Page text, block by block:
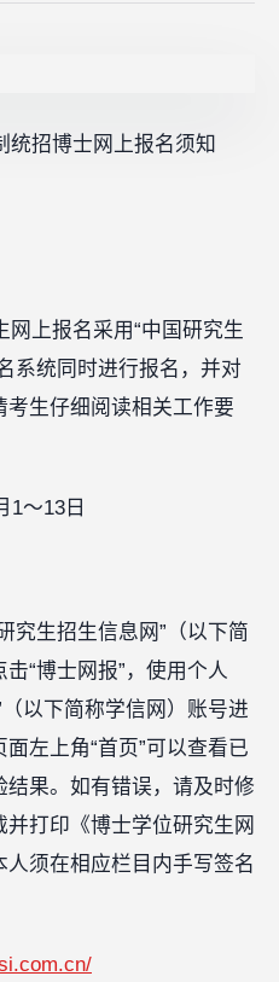
统招博士网上报名须知
上报名采用“中国研究生
系统同时进行报名，并对
生仔细阅读相关工作要
1～13日
究生招生信息网”（以下简
“博士网报”，使用个人
以下简称学信网）账号进
左上角“首页”可以查看已
果。如有错误，请及时修
打印《博士学位研究生网
人须在相应栏目内手写签名